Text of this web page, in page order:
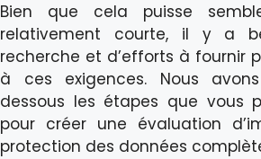
Bien que cela puisse
relativement courte, il y a
recherche et d’efforts à fournir
à ces exigences. Nous
dessous les étapes que vous
pour créer une évaluation
protection des données